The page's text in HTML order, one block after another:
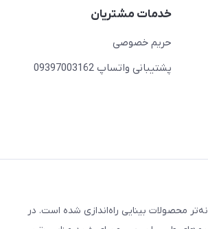
خدمات مشتریان
حریم خصوصی
پشتیبانی واتساپ 09397003162
محصولات بینایی راه‌اندازی شده است. در